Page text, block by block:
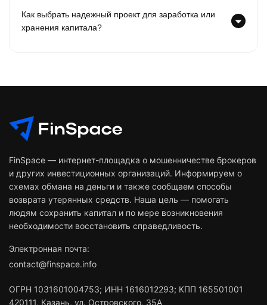
Как выбрать надежный проект для заработка или
хранения капитала?
FinSpace — интернет-площадка о мошенничестве брокеров
и других инвестиционных организаций. Информируем о
схемах обмана на деньги и также сообщаем способы
возврата утерянных средств. Наша цель — помогать
людям сохранить капитал и по мере возникновения
необходимости восстановить справедливость.
Электронная почта:
contact@finspace.info
ОГРН 1031601004753; ИНН 1616012293; КПП 165501001
420111, Казань, ул. Островского, 35А